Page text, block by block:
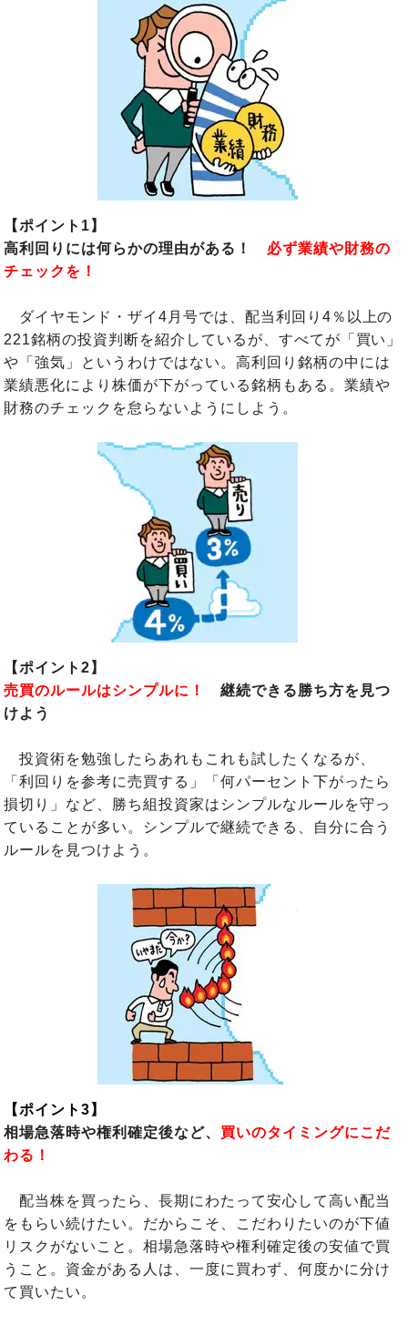
【ポイント1】
高利回りには何らかの理由がある！
必ず業績や財務の
チェックを！
ダイヤモンド・ザイ4月号では、配当利回り4％以上の
221銘柄の投資判断を紹介しているが、すべてが「買い」
や「強気」というわけではない。高利回り銘柄の中には
業績悪化により株価が下がっている銘柄もある。業績や
財務のチェックを怠らないようにしよう。
【ポイント2】
売買のルールはシンプルに！
継続できる勝ち方を見つ
けよう
投資術を勉強したらあれもこれも試したくなるが、
「利回りを参考に売買する」「何パーセント下がったら
損切り」など、勝ち組投資家はシンプルなルールを守っ
ていることが多い。シンプルで継続できる、自分に合う
ルールを見つけよう。
【ポイント3】
相場急落時や権利確定後など、 買いのタイミングにこだ
わる！
配当株を買ったら、長期にわたって安心して高い配当
をもらい続けたい。だからこそ、こだわりたいのが下値
リスクがないこと。相場急落時や権利確定後の安値で買
うこと。資金がある人は、一度に買わず、何度かに分け
て買いたい。